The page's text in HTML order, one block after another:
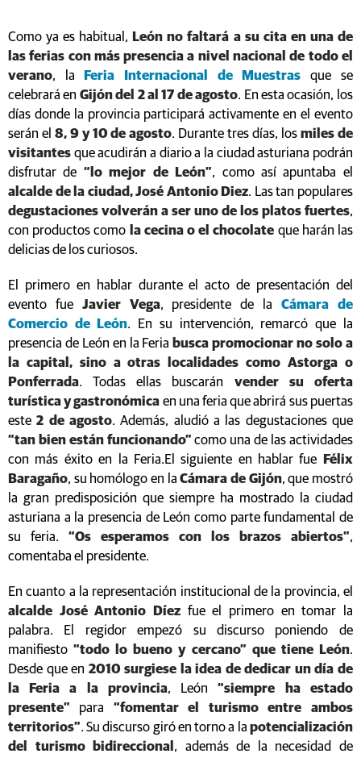
Como ya es habitual, León no faltará a su cita en una de
las ferias con más presencia a nivel nacional de todo el
verano, la Feria Internacional de Muestras que se
celebrará en Gijón del 2 al 17 de agosto. En esta ocasión, los
días donde la provincia participará activamente en el evento
serán el 8, 9 y 10 de agosto. Durante tres días, los miles de
visitantes que acudirán a diario a la ciudad asturiana podrán
disfrutar de “lo mejor de León”, como así apuntaba el
alcalde de la ciudad, José Antonio Diez. Las tan populares
degustaciones volverán a ser uno de los platos fuertes,
con productos como la cecina o el chocolate que harán las
delicias de los curiosos.
El primero en hablar durante el acto de presentación del
evento fue Javier Vega, presidente de laCámara de
Comercio de León. En su intervención, remarcó que la
presencia de León en la Feriabusca promocionar no solo a
la capital, sino a otras localidades como Astorga o
Ponferrada. Todas ellas buscarán vender su oferta
turística y gastronómica en una feria que abrirá sus puertas
este2 de agosto. Además, aludió a las degustaciones que
“tan bien están funcionando” como una de las actividades
con más éxito en la Feria.El siguiente en hablar fue
Félix
Baragaño, su homólogo en laCámara de Gijón, que mostró
la gran predisposición que siempre ha mostrado la ciudad
asturiana a la presencia de León como parte fundamental de
su feria. “Os esperamos con los brazos abiertos”,
comentaba el presidente.
En cuanto a la representación institucional de la provincia, el
alcalde José Antonio Díezfue el primero en tomar la
palabra. El regidor empezó su discurso poniendo de
manifiesto“todo lo bueno y cercano” que tiene León.
Desde que en 2010 surgiese la idea de dedicar un día de
la Feria a la provincia, León“siempre ha estado
presente” para “fomentar el turismo entre ambos
territorios”. Su discurso giró en torno a la potencialización
del turismo bidireccional , además de la necesidad de